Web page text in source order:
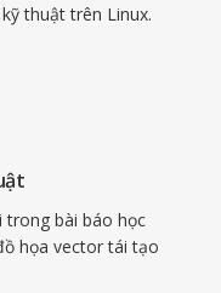
thuật trên Linux.
trong bài báo học
họa vector tái tạo